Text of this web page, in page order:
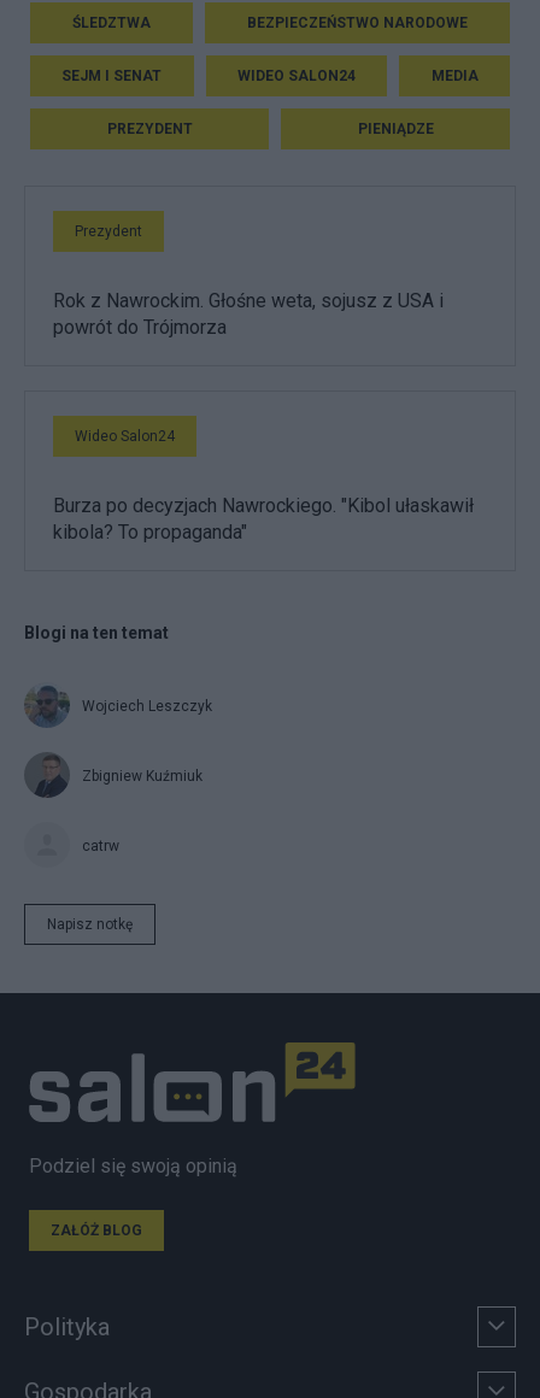
ŚLEDZTWA BEZPIECZEŃSTWO NARODOWE
SEJM I SENAT WIDEO SALON24 MEDIA
PREZYDENT PIENIĄDZE
Prezydent
Rok z Nawrockim. Głośne weta, sojusz z USA i
powrót do Trójmorza
Wideo Salon24
Burza po decyzjach Nawrockiego. "Kibol ułaskawił
kibola? To propaganda"
Blogi na ten temat
Wojciech Leszczyk
Zbigniew Kuźmiuk
catrw
Napisz notkę
Podziel się swoją opinią
ZAŁÓŻ BLOG
Polityka
Gospodarka